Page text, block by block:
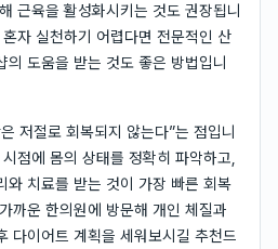
근육을 활성화시키는 것도 권장됩니
자 실천하기 어렵다면 전문적인 산
의 도움을 받는 것도 좋은 방법입니
저절로 회복되지 않는다”는 점입니
점에 몸의 상태를 정확히 파악하고,
와 치료를 받는 것이 가장 빠른 회복
까운 한의원에 방문해 개인 체질과
다이어트 계획을 세워보시길 추천드